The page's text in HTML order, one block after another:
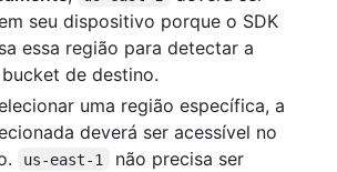
seu dispositivo porque o SDK
essa região para detectar a
de destino.
uma região específica, a
deverá ser acessível no
us-east-1
não precisa ser